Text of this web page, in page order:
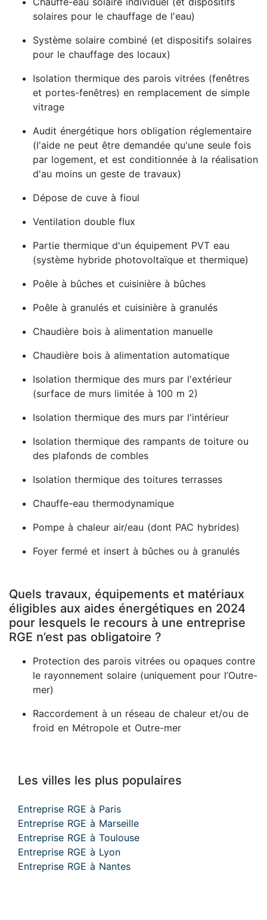
solaires pour le chauffage de l'eau)
Système solaire combiné (et dispositifs solaires
pour le chauffage des locaux)
Isolation thermique des parois vitrées (fenêtres
et portes-fenêtres) en remplacement de simple
vitrage
Audit énergétique hors obligation réglementaire
(l'aide ne peut être demandée qu'une seule fois
par logement, et est conditionnée à la réalisation
d'au moins un geste de travaux)
Dépose de cuve à fioul
Ventilation double flux
Partie thermique d'un équipement PVT eau
(système hybride photovoltaïque et thermique)
Poêle à bûches et cuisinière à bûches
Poêle à granulés et cuisinière à granulés
Chaudière bois à alimentation manuelle
Chaudière bois à alimentation automatique
Isolation thermique des murs par l'extérieur
(surface de murs limitée à 100 m 2)
Isolation thermique des murs par l'intérieur
Isolation thermique des rampants de toiture ou
des plafonds de combles
Isolation thermique des toitures terrasses
Chauffe-eau thermodynamique
Pompe à chaleur air/eau (dont PAC hybrides)
Foyer fermé et insert à bûches ou à granulés
Quels travaux, équipements et matériaux
éligibles aux aides énergétiques en 2024
pour lesquels le recours à une entreprise
RGE n’est pas obligatoire ?
Protection des parois vitrées ou opaques contre
le rayonnement solaire (uniquement pour l’Outre-
mer)
Raccordement à un réseau de chaleur et/ou de
froid en Métropole et Outre-mer
Les villes les plus populaires
Entreprise RGE à Paris
Entreprise RGE à Marseille
Entreprise RGE à Toulouse
Entreprise RGE à Lyon
Entreprise RGE à Nantes